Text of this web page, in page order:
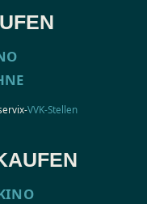
VVK-Stellen